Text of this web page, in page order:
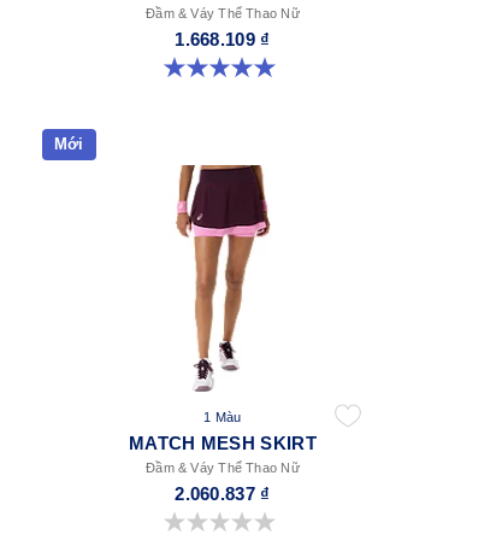
Đầm & Váy Thể Thao Nữ
1.668.109 ₫
5.0 trong số 5 sao. 3 đánh giá
Mới
1 Màu
MATCH MESH SKIRT
Đầm & Váy Thể Thao Nữ
2.060.837 ₫
0.0 trong số 5 sao.